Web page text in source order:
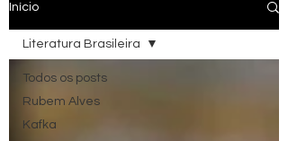
Início
Todos os posts
Rubem Alves
Kafka
Literatura Brasileira